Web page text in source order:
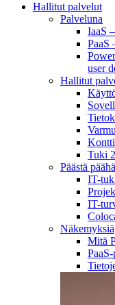
Hallitut palvelut
Palveluna
IaaS
PaaS
user
Hallitut
Tuki
Päästä
IT-
IT-
Näkemyksiä
Mitä